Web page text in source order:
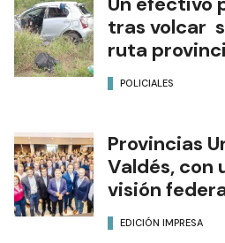
tras volcar
ruta
POLICIALES
Provincias
Valdés, con
visión
EDICIÓN IMPRESA